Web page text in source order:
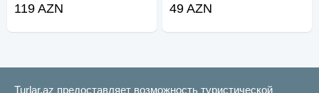
119 AZN 49 AZN
Turlar.az предоставляет возможность туристической